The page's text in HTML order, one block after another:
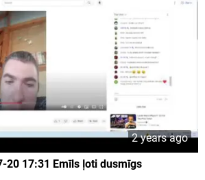
2 years ago
20 17:31 Emīls ļoti dusmīgs